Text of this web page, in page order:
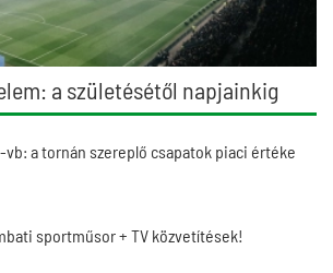
a születésétől napjainkig
vb: a tornán szereplő csapatok piaci értéke
sportműsor + TV közvetítések!